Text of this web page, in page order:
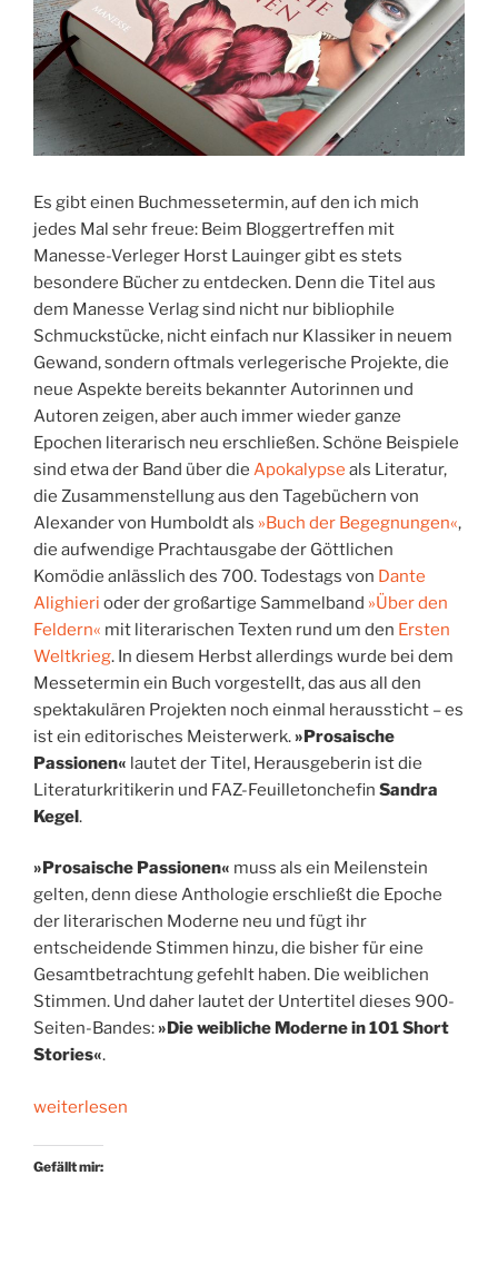
Moderne“
Es gibt einen Buchmessetermin, auf den ich mich
jedes Mal sehr freue: Beim Bloggertreffen mit
Manesse-Verleger Horst Lauinger gibt es stets
besondere Bücher zu entdecken. Denn die Titel aus
dem Manesse Verlag sind nicht nur bibliophile
Schmuckstücke, nicht einfach nur Klassiker in neuem
Gewand, sondern oftmals verlegerische Projekte, die
neue Aspekte bereits bekannter Autorinnen und
Autoren zeigen, aber auch immer wieder ganze
Epochen literarisch neu erschließen. Schöne Beispiele
sind etwa der Band über die Apokalypse als Literatur,
die Zusammenstellung aus den Tagebüchern von
Alexander von Humboldt als »Buch der Begegnungen«,
die aufwendige Prachtausgabe der Göttlichen
Komödie anlässlich des 700. Todestags von Dante
Alighieri oder der großartige Sammelband »Über den
Feldern« mit literarischen Texten rund um den Ersten
Weltkrieg. In diesem Herbst allerdings wurde bei dem
Messetermin ein Buch vorgestellt, das aus all den
spektakulären Projekten noch einmal heraussticht – es
ist ein editorisches Meisterwerk. »Prosaische
Passionen« lautet der Titel, Herausgeberin ist die
Literaturkritikerin und FAZ-Feuilletonchefin Sandra
Kegel.
»Prosaische Passionen« muss als ein Meilenstein
gelten, denn diese Anthologie erschließt die Epoche
der literarischen Moderne neu und fügt ihr
entscheidende Stimmen hinzu, die bisher für eine
Gesamtbetrachtung gefehlt haben. Die weiblichen
Stimmen. Und daher lautet der Untertitel dieses 900-
Seiten-Bandes: »Die weibliche Moderne in 101 Short
Stories«.
„101
101
weiterlesen
Gefällt mir: